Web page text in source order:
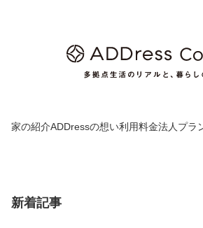
家の紹介ADDressの想い利用料金法人プラ
新着記事